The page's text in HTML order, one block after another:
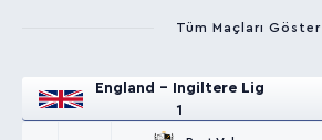
Tüm Maçları Göster
England - Ingiltere Lig
1